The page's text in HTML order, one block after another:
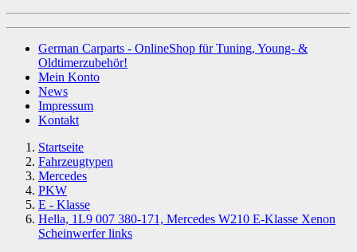
German Carparts - OnlineShop für Tuning, Young- &
Oldtimerzubehör!
Mein Konto
News
Impressum
Kontakt
Startseite
Fahrzeugtypen
Mercedes
PKW
E - Klasse
Hella, 1L9 007 380-171, Mercedes W210 E-Klasse Xenon
Scheinwerfer links